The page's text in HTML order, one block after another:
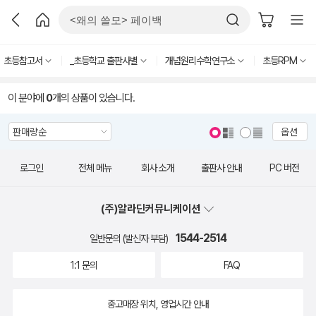
초등참고서 _초등학교 출판사별 개념원리수학연구소 초등RPM
이 분야에 0개의 상품이 있습니다.
옵션
로그인 전체 메뉴 회사 소개 출판사 안내 PC 버전
(주)알라딘커뮤니케이션
일반문의 (발신자 부담) 1544-2514
1:1 문의 FAQ
중고매장 위치, 영업시간 안내